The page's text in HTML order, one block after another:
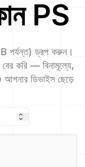
PS
পর্যন্ত) ড্রপ করুন।
বের করি — বিনামূল্যে,
আপনার ডিভাইস ছেড়ে